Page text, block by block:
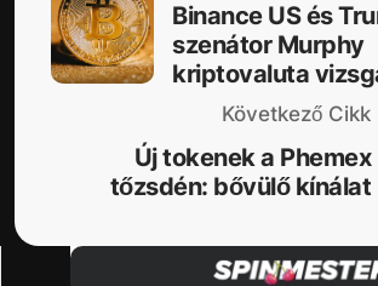
Binance US és
szenátor Murphy
kriptovaluta
Következő Cikk
Új tokenek a Phemex
tőzsdén: bővülő kínálat